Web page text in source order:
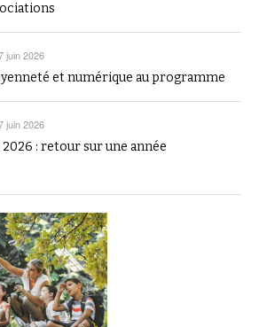
juin 2026
et numérique au programme
juin 2026
: retour sur une année